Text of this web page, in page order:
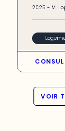
2025- M.
VOIR